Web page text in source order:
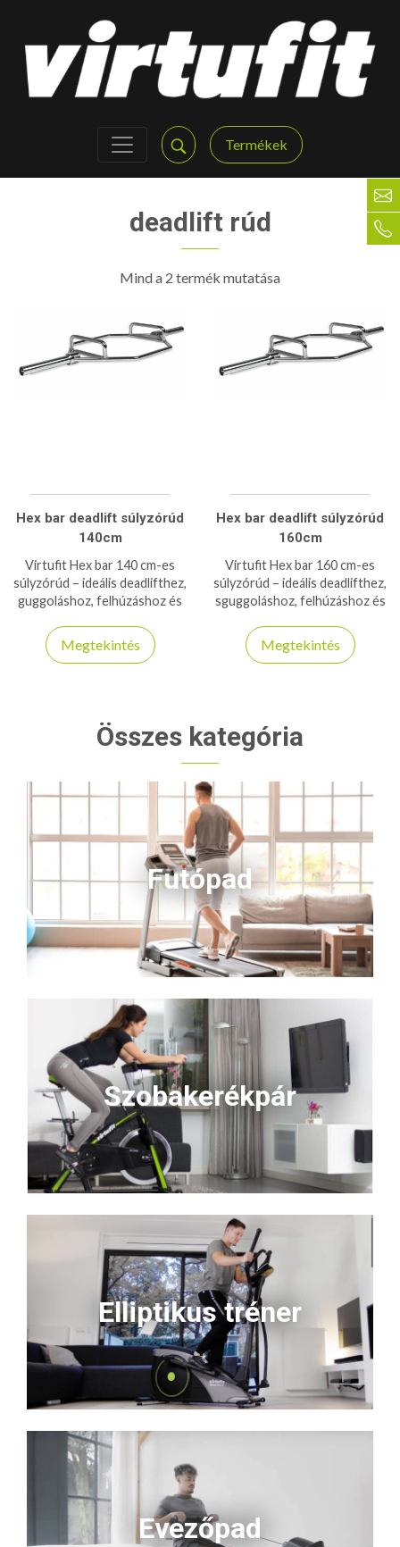
Termékek
deadlift rúd
Mind a 2 termék mutatása
Hex bar deadlift súlyzórúd
140cm
Virtufit Hex bar 140 cm-es
súlyzórúd – ideális deadlifthez,
guggoláshoz, felhúzáshoz és
ergonomikus kialakítás a
hatékonyabb edzéshez.
Megtekintés
Hex bar deadlift súlyzórúd
160cm
Virtufit Hex bar 160 cm-es
súlyzórúd – ideális deadlifthez,
sguggoláshoz, felhúzáshoz és
ergonomikus kialakítás a
hatékonyabb edzéshez.
Megtekintés
Összes kategória
Futópad
Szobakerékpár
Elliptikus tréner
Evezőpad